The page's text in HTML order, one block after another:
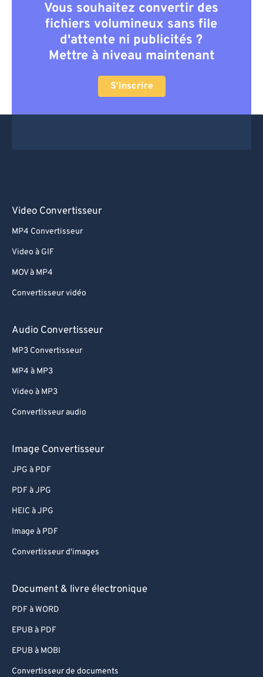
Vous souhaitez convertir des
fichiers volumineux sans file
d'attente ni publicités ?
Mettre à niveau maintenant
S'inscrire
Video Convertisseur
MP4 Convertisseur
Video à GIF
MOV à MP4
Convertisseur vidéo
Audio Convertisseur
MP3 Convertisseur
MP4 à MP3
Video à MP3
Convertisseur audio
Image Convertisseur
JPG à PDF
PDF à JPG
HEIC à JPG
Image à PDF
Convertisseur d'images
Document & livre électronique
PDF à WORD
EPUB à PDF
EPUB à MOBI
Convertisseur de documents